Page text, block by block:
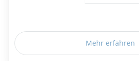
Mehr erfahren